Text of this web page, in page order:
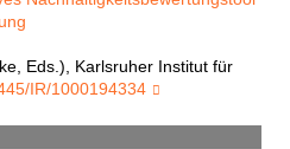
Eds.), Karlsruher Institut für
IR/1000194334